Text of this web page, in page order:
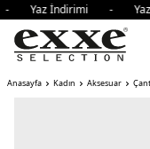
- Yaz İndirimi -
Anasayfa Kadın Aksesuar